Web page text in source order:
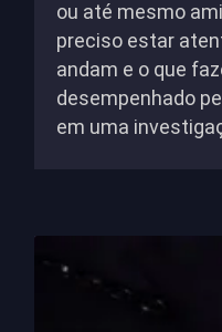
ou até mesmo
preciso estar
andam e o que
desempenhado
em uma